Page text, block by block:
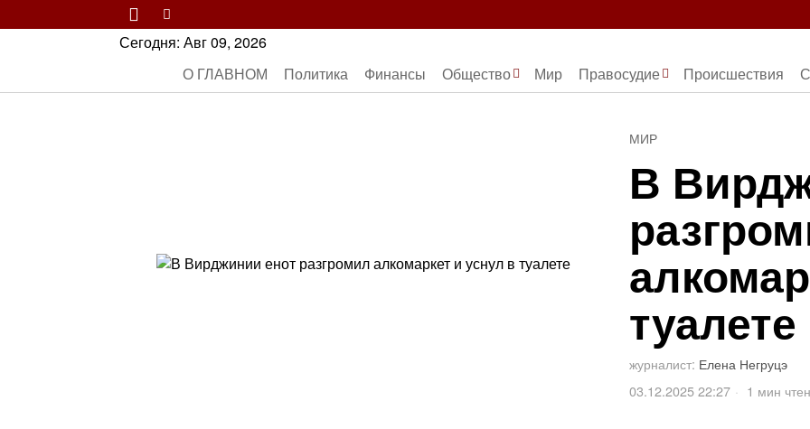
Сегодня: Авг 09, 2026
О ГЛАВНОМ
Политика Финансы Общество Мир Правосудие Происшествия
МИР
В
туалете
журналист: Елена Негруцэ
03.12.2025 22:27
1 мин